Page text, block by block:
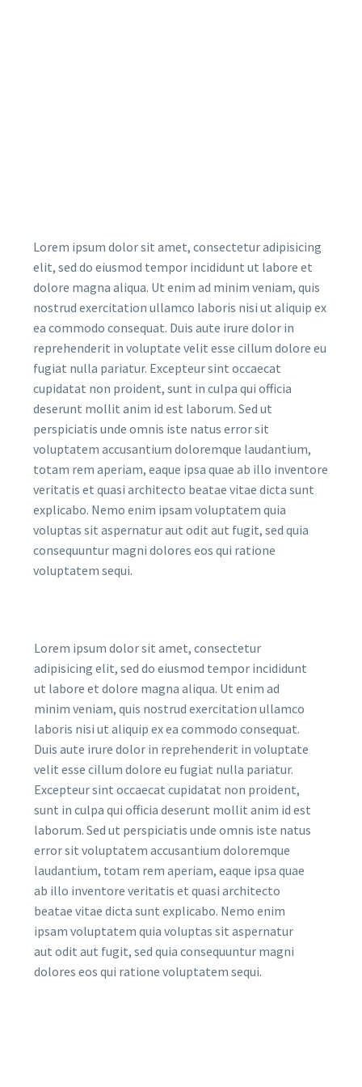
Lorem ipsum dolor sit amet, consectetur adipisicing
elit, sed do eiusmod tempor incididunt ut labore et
dolore magna aliqua. Ut enim ad minim veniam, quis
nostrud exercitation ullamco laboris nisi ut aliquip ex
ea commodo consequat. Duis aute irure dolor in
reprehenderit in voluptate velit esse cillum dolore eu
fugiat nulla pariatur. Excepteur sint occaecat
cupidatat non proident, sunt in culpa qui officia
deserunt mollit anim id est laborum. Sed ut
perspiciatis unde omnis iste natus error sit
voluptatem accusantium doloremque laudantium,
totam rem aperiam, eaque ipsa quae ab illo inventore
veritatis et quasi architecto beatae vitae dicta sunt
explicabo. Nemo enim ipsam voluptatem quia
voluptas sit aspernatur aut odit aut fugit, sed quia
consequuntur magni dolores eos qui ratione
voluptatem sequi.
Lorem ipsum dolor sit amet, consectetur
adipisicing elit, sed do eiusmod tempor incididunt
ut labore et dolore magna aliqua. Ut enim ad
minim veniam, quis nostrud exercitation ullamco
laboris nisi ut aliquip ex ea commodo consequat.
Duis aute irure dolor in reprehenderit in voluptate
velit esse cillum dolore eu fugiat nulla pariatur.
Excepteur sint occaecat cupidatat non proident,
sunt in culpa qui officia deserunt mollit anim id est
laborum. Sed ut perspiciatis unde omnis iste natus
error sit voluptatem accusantium doloremque
laudantium, totam rem aperiam, eaque ipsa quae
ab illo inventore veritatis et quasi architecto
beatae vitae dicta sunt explicabo. Nemo enim
ipsam voluptatem quia voluptas sit aspernatur
aut odit aut fugit, sed quia consequuntur magni
dolores eos qui ratione voluptatem sequi.